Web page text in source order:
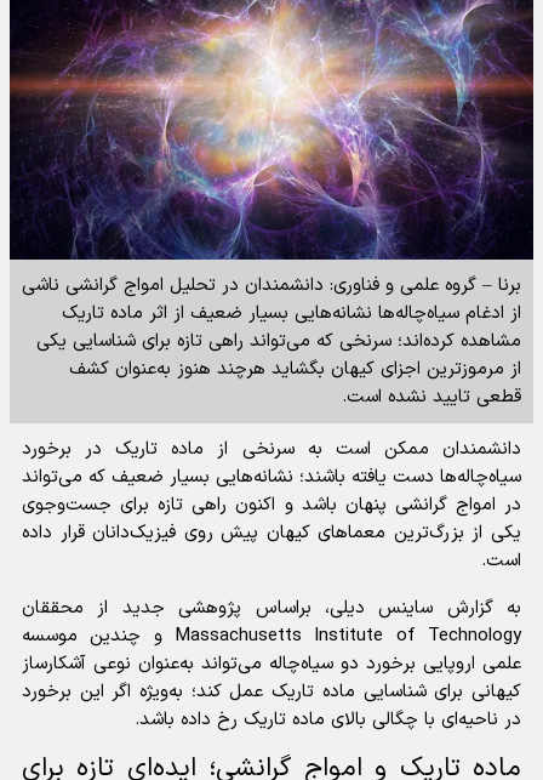
برنا – گروه علمی و فناوری: دانشمندان در تحلیل امواج گرانشی ناشی
از ادغام سیاه‌چاله‌ها نشانه‌هایی بسیار ضعیف از اثر ماده تاریک
مشاهده کرده‌اند؛ سرنخی که می‌تواند راهی تازه برای شناسایی یکی
از مرموزترین اجزای کیهان بگشاید هرچند هنوز به‌عنوان کشف
قطعی تایید نشده است.
دانشمندان ممکن است به سرنخی از ماده تاریک در برخورد
سیاه‌چاله‌ها دست یافته باشند؛ نشانه‌هایی بسیار ضعیف که می‌تواند
در امواج گرانشی پنهان باشد و اکنون راهی تازه برای جست‌وجوی
یکی از بزرگ‌ترین معما‌های کیهان پیش روی فیزیک‌دانان قرار داده
است.
به گزارش ساینس دیلی، براساس پژوهشی جدید از محققان
Massachusetts Institute of Technology و چندین موسسه
علمی اروپایی برخورد دو سیاه‌چاله می‌تواند به‌عنوان نوعی آشکارساز
کیهانی برای شناسایی ماده تاریک عمل کند؛ به‌ویژه اگر این برخورد
در ناحیه‌ای با چگالی بالای ماده تاریک رخ داده باشد.
ماده تاریک و امواج گرانشی؛ ایده‌ای تازه برای